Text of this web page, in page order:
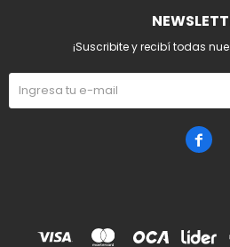
¡Suscribite y recibí todas
